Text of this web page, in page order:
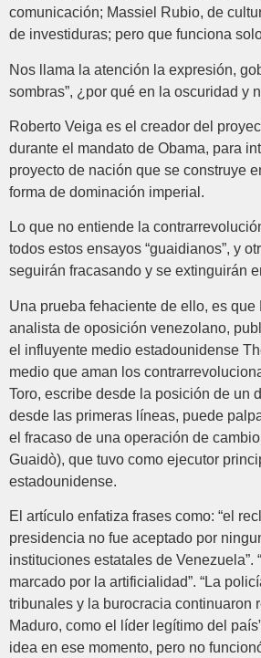
comunicación; Massiel Rubio, de
de investiduras; pero que funciona
Nos llama la atención la expresión,
sombras”, ¿por qué en la oscuridad y
Roberto Veiga es el creador del
durante el mandato de Obama, para
proyecto de nación que se construye
forma de dominación imperial.
Lo que no entiende la
todos estos ensayos “guaidianos”, y
seguirán fracasando y se extinguirán
Una prueba fehaciente de ello, es que
analista de oposición venezolano,
el influyente medio estadounidense
medio que aman los
Toro, escribe desde la posición de un
desde las primeras líneas, puede
el fracaso de una operación de
Guaidò), que tuvo como ejecutor
estadounidense.
El artículo enfatiza frases como: “el
presidencia no fue aceptado por
instituciones estatales de Venezuela”.
marcado por la artificialidad”. “La
tribunales y la burocracia continuaron
Maduro, como el líder legítimo del
idea en ese momento, pero no